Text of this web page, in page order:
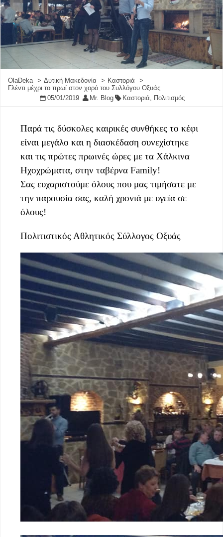
OlaDeka Δυτική Μακεδονία
Καστοριά
Γλέντι μέχρι το πρωί στον χορό του Συλλόγου Οξυάς
05/01/2019
Mr. Blog Καστοριά, Πολιτισμός
Παρά τις δύσκολες καιρικές συνθήκες το κέφι
είναι μεγάλο και η διασκέδαση συνεχίστηκε
και τις πρώτες πρωινές ώρες με τα Χάλκινα
Ηχοχρώματα, στην ταβέρνα Family!
Σας ευχαριστούμε όλους που μας τιμήσατε με
την παρουσία σας, καλή χρονιά με υγεία σε
όλους!
Πολιτιστικός Αθλητικός Σύλλογος Οξυάς